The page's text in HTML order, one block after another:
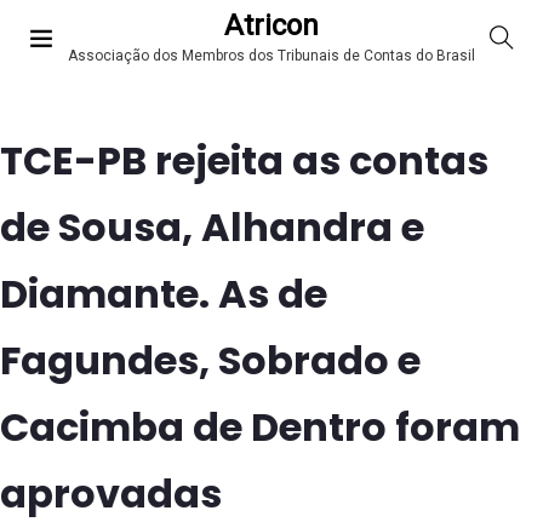
Atricon
Associação dos Membros dos Tribunais de Contas do Brasil
TCE-PB rejeita as contas
de Sousa, Alhandra e
Diamante. As de
Fagundes, Sobrado e
Cacimba de Dentro foram
aprovadas